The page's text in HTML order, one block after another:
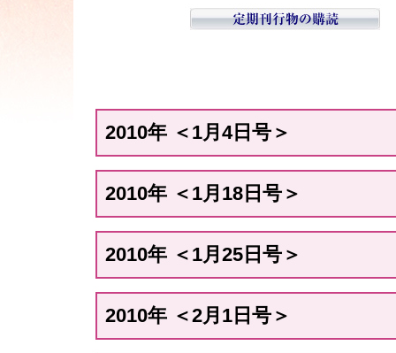
2010年 ＜1月4日号＞
2010年 ＜1月18日号＞
2010年 ＜1月25日号＞
2010年 ＜2月1日号＞